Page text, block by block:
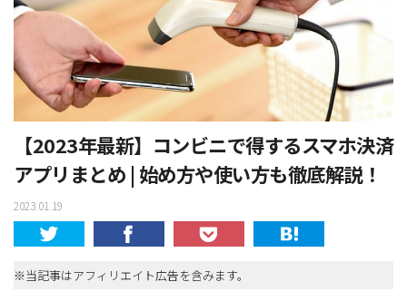
【2023年最新】コンビニで得するスマホ決済
アプリまとめ | 始め方や使い方も徹底解説！
2023.01.19
※当記事はアフィリエイト広告を含みます。